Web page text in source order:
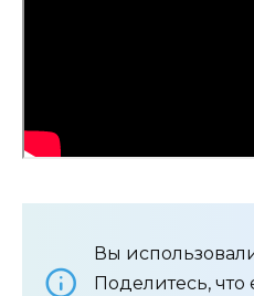
Вы использовали
Поделитесь, что